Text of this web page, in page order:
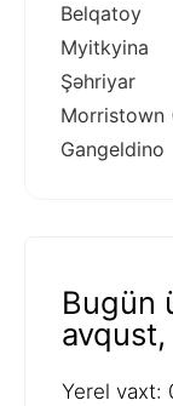
Belqatoy
Myitkyina
Şəhriyar
Morristown
Gangeldino
Bugün
Yerel vaxt: